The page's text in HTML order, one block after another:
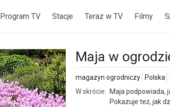
Program TV Stacje Teraz w TV Filmy
Maja w
magazyn ogrodniczy Polska
W skrócie:
Maja podpowiada,
Pokazuje też, jak